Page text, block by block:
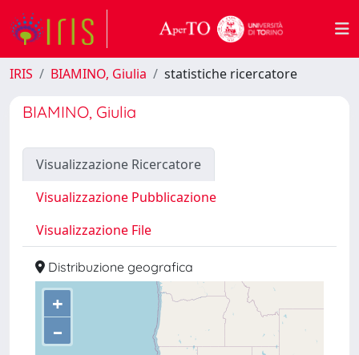
IRIS BIAMINO, Giulia statistiche ricercatore
BIAMINO, Giulia
Visualizzazione Ricercatore
Visualizzazione Pubblicazione
Visualizzazione File
Distribuzione geografica
+
–